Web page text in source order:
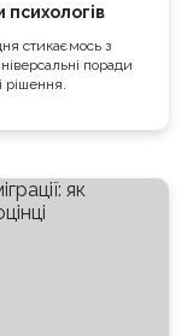
стикаємось з
поради
рішення.